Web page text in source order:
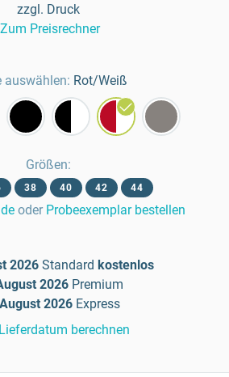
zzgl. Druck
Zum Preisrechner
auswählen: Rot/Weiß
Größen:
38 40 42 44
oder Probeexemplar bestellen
2026 Standard kostenlos
2026 Premium
2026 Express
berechnen